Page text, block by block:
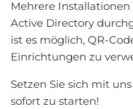
Mehrere
Active Directory
ist es möglich, QR-
Einrichtungen zu
Setzen Sie sich mit
sofort zu starten!